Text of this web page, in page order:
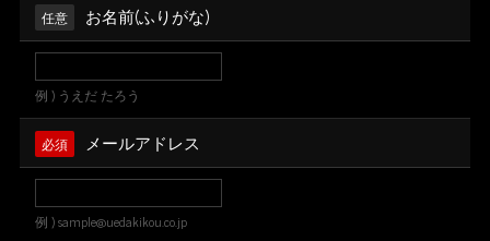
任意 お名前(ふりがな)
例 ) うえだ たろう
必須 メールアドレス
例 ) sample@uedakikou.co.jp